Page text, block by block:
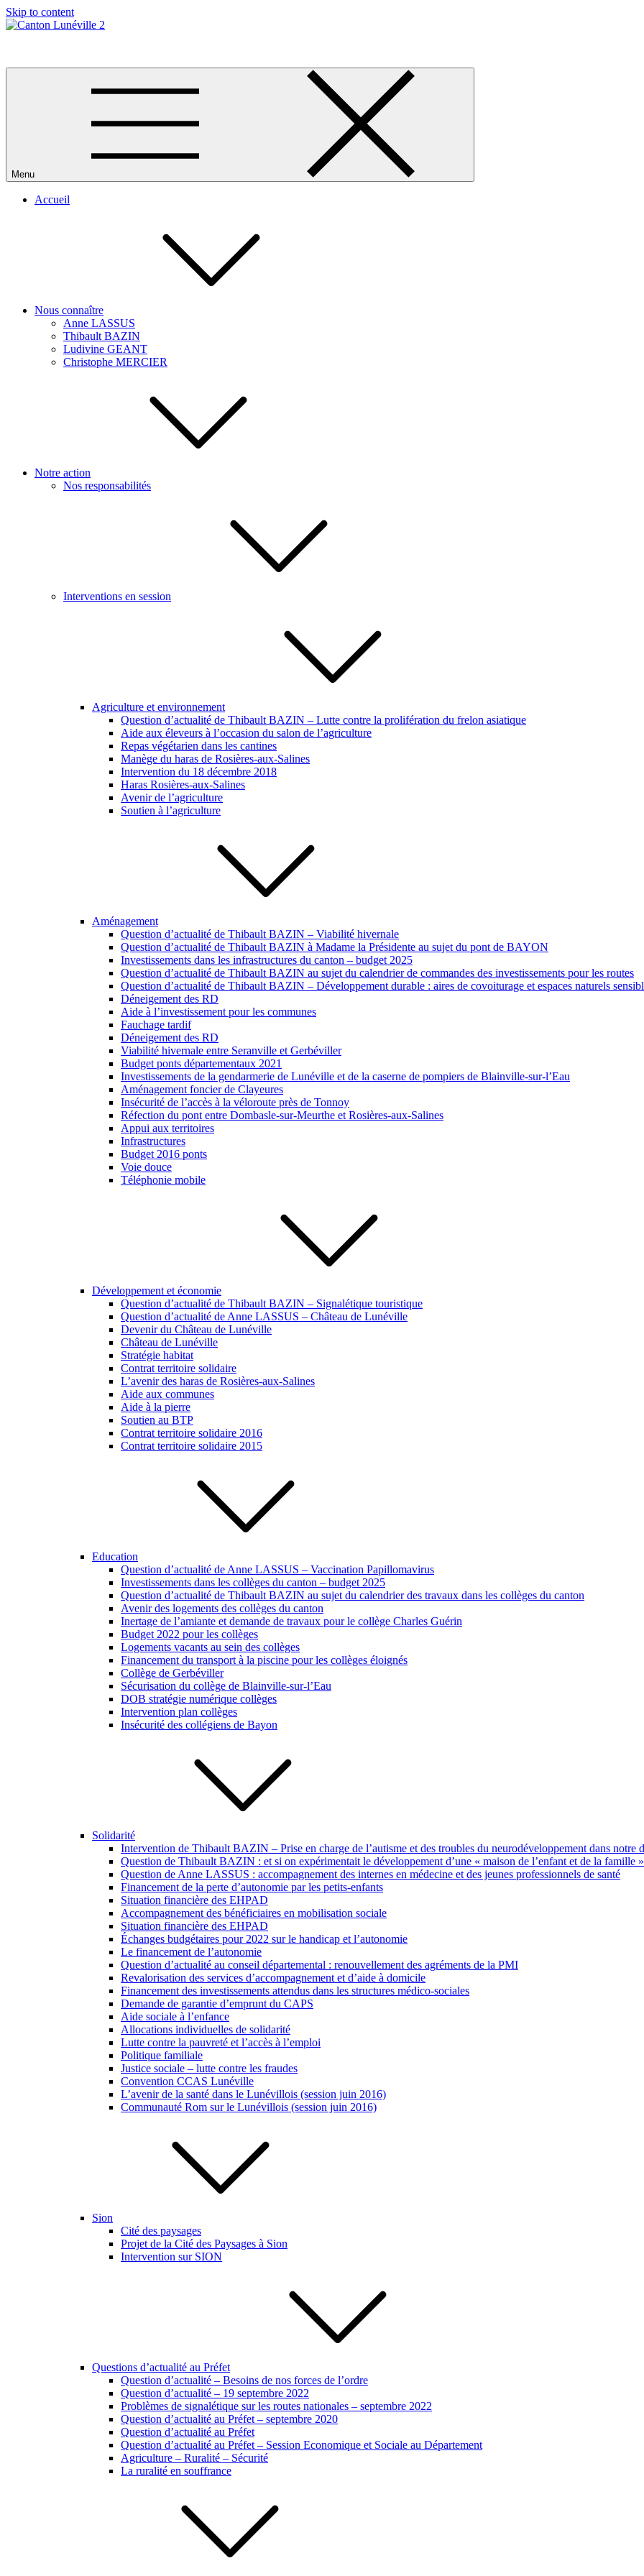
Skip to content
Menu
Accueil
Nous connaître
Anne LASSUS
Thibault BAZIN
Ludivine GEANT
Christophe MERCIER
Notre action
Nos responsabilités
Interventions en session
Agriculture et environnement
Question d’actualité de Thibault BAZIN – Lutte contre la prolifération du frelon asiatique
Aide aux éleveurs à l’occasion du salon de l’agriculture
Repas végétarien dans les cantines
Manège du haras de Rosières-aux-Salines
Intervention du 18 décembre 2018
Haras Rosières-aux-Salines
Avenir de l’agriculture
Soutien à l’agriculture
Aménagement
Question d’actualité de Thibault BAZIN – Viabilité hivernale
Question d’actualité de Thibault BAZIN à Madame la Présidente au sujet du pont de BAYON
Investissements dans les infrastructures du canton – budget 2025
Question d’actualité de Thibault BAZIN au sujet du calendrier de commandes des investissements pour les routes
Question d’actualité de Thibault BAZIN – Développement durable : aires de covoiturage et espaces naturels
Déneigement des RD
Aide à l’investissement pour les communes
Fauchage tardif
Déneigement des RD
Viabilité hivernale entre Seranville et Gerbéviller
Budget ponts départementaux 2021
Investissements de la gendarmerie de Lunéville et de la caserne de pompiers de Blainville-sur-l’Eau
Aménagement foncier de Clayeures
Insécurité de l’accès à la véloroute près de Tonnoy
Réfection du pont entre Dombasle-sur-Meurthe et Rosières-aux-Salines
Appui aux territoires
Infrastructures
Budget 2016 ponts
Voie douce
Téléphonie mobile
Développement et économie
Question d’actualité de Thibault BAZIN – Signalétique touristique
Question d’actualité de Anne LASSUS – Château de Lunéville
Devenir du Château de Lunéville
Château de Lunéville
Stratégie habitat
Contrat territoire solidaire
L’avenir des haras de Rosières-aux-Salines
Aide aux communes
Aide à la pierre
Soutien au BTP
Contrat territoire solidaire 2016
Contrat territoire solidaire 2015
Education
Question d’actualité de Anne LASSUS – Vaccination Papillomavirus
Investissements dans les collèges du canton – budget 2025
Question d’actualité de Thibault BAZIN au sujet du calendrier des travaux dans les collèges du canton
Avenir des logements des collèges du canton
Inertage de l’amiante et demande de travaux pour le collège Charles Guérin
Budget 2022 pour les collèges
Logements vacants au sein des collèges
Financement du transport à la piscine pour les collèges éloignés
Collège de Gerbéviller
Sécurisation du collège de Blainville-sur-l’Eau
DOB stratégie numérique collèges
Intervention plan collèges
Insécurité des collégiens de Bayon
Solidarité
Intervention de Thibault BAZIN – Prise en charge de l’autisme et des troubles du neurodéveloppement dans notre
Question de Thibault BAZIN : et si on expérimentait le développement d’une « maison de l’enfant et de la famille
Question de Anne LASSUS : accompagnement des internes en médecine et des jeunes professionnels de santé
Financement de la perte d’autonomie par les petits-enfants
Situation financière des EHPAD
Accompagnement des bénéficiaires en mobilisation sociale
Situation financière des EHPAD
Échanges budgétaires pour 2022 sur le handicap et l’autonomie
Le financement de l’autonomie
Question d’actualité au conseil départemental : renouvellement des agréments de la PMI
Revalorisation des services d’accompagnement et d’aide à domicile
Financement des investissements attendus dans les structures médico-sociales
Demande de garantie d’emprunt du CAPS
Aide sociale à l’enfance
Allocations individuelles de solidarité
Lutte contre la pauvreté et l’accès à l’emploi
Politique familiale
Justice sociale – lutte contre les fraudes
Convention CCAS Lunéville
L’avenir de la santé dans le Lunévillois (session juin 2016)
Communauté Rom sur le Lunévillois (session juin 2016)
Sion
Cité des paysages
Projet de la Cité des Paysages à Sion
Intervention sur SION
Questions d’actualité au Préfet
Question d’actualité – Besoins de nos forces de l’ordre
Question d’actualité – 19 septembre 2022
Problèmes de signalétique sur les routes nationales – septembre 2022
Question d’actualité au Préfet – septembre 2020
Question d’actualité au Préfet
Question d’actualité au Préfet – Session Economique et Sociale au Département
Agriculture – Ruralité – Sécurité
La ruralité en souffrance